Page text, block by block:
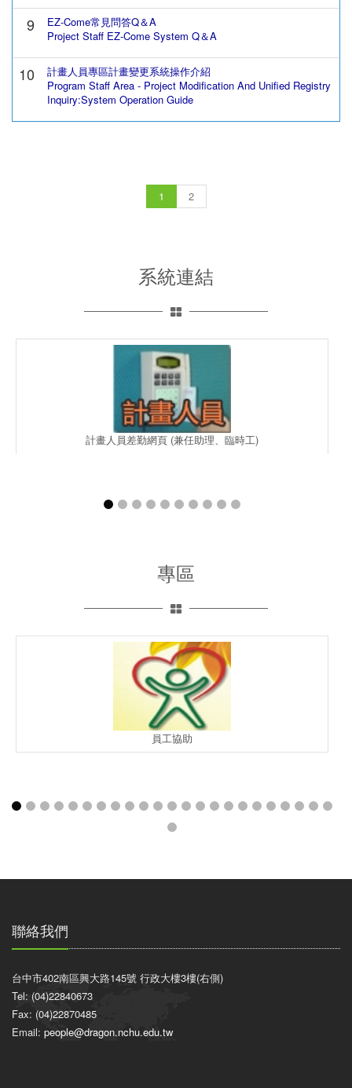
9
EZ-Come常見問答Q＆A
Project Staff EZ-Come System Q＆A
10
計畫人員專區計畫變更系統操作介紹
Program Staff Area - Project Modification And Unified Registry
Inquiry:System Operation Guide
1 2
系統連結
計畫人員差勤網頁 (兼任助理、臨時工)
專區
員工協助
聯絡我們
台中市402南區興大路145號 行政大樓3樓(右側)
Tel: (04)22840673
Fax: (04)22870485
Email: people@dragon.nchu.edu.tw